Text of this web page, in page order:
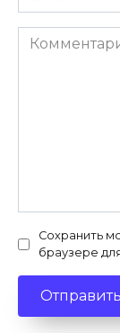
*
Сохранить
браузере